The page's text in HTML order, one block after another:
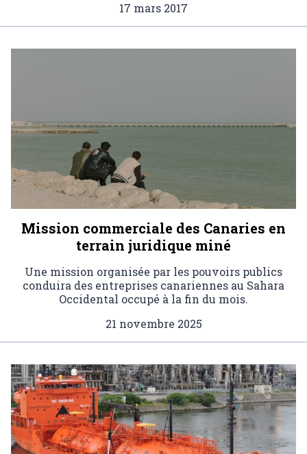
17 mars 2017
Mission commerciale des Canaries en
terrain juridique miné
Une mission organisée par les pouvoirs publics
conduira des entreprises canariennes au Sahara
Occidental occupé à la fin du mois.
21 novembre 2025